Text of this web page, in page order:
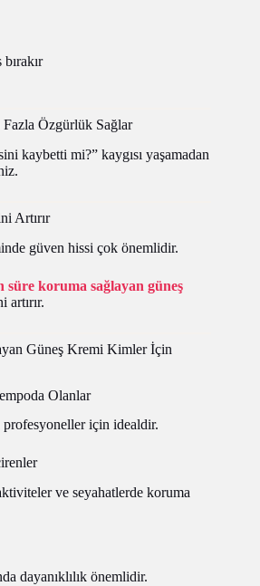
Özgürlük Sağlar
kaybetti mi?” kaygısı yaşamadan
Artırır
güven hissi çok önemlidir.
süre koruma sağlayan güneş
artırır.
Güneş Kremi Kimler İçin
Olanlar
profesyoneller için idealdir.
ve seyahatlerde koruma
dayanıklılık önemlidir.